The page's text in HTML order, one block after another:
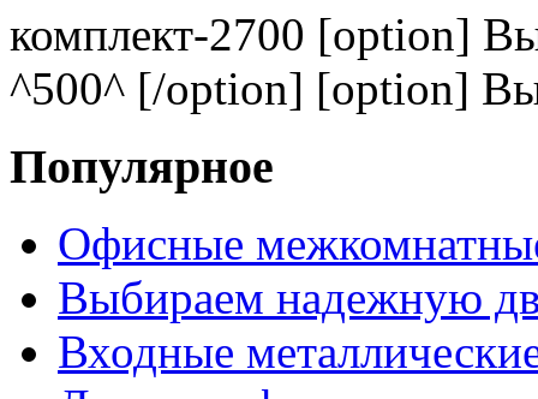
комплект-2700 [option]
^500^ [/option] [option]
Популярное
Офисные
Выбираем надежную
Входные